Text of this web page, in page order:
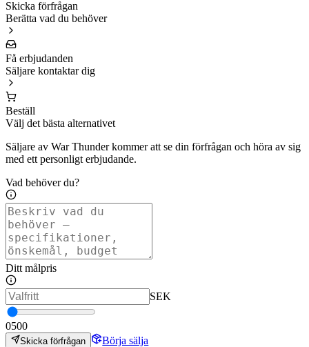
Skicka förfrågan
Berätta vad du behöver
Få erbjudanden
Säljare kontaktar dig
Beställ
Välj det bästa alternativet
Säljare av War Thunder kommer att se din förfrågan och höra av sig
med ett personligt erbjudande.
Vad behöver du?
Ditt målpris
SEK
0500
Skicka förfrågan
Börja sälja